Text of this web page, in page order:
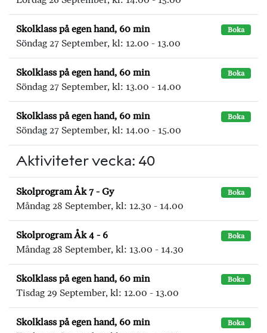
Skolklass på egen hand, 60 min Boka
Söndag 27 September, kl: 12.00 - 13.00
Skolklass på egen hand, 60 min Boka
Söndag 27 September, kl: 13.00 - 14.00
Skolklass på egen hand, 60 min Boka
Söndag 27 September, kl: 14.00 - 15.00
Aktiviteter vecka: 40
Skolprogram Åk 7 - Gy Boka
Måndag 28 September, kl: 12.30 - 14.00
Skolprogram Åk 4 - 6 Boka
Måndag 28 September, kl: 13.00 - 14.30
Skolklass på egen hand, 60 min Boka
Tisdag 29 September, kl: 12.00 - 13.00
Skolklass på egen hand, 60 min Boka